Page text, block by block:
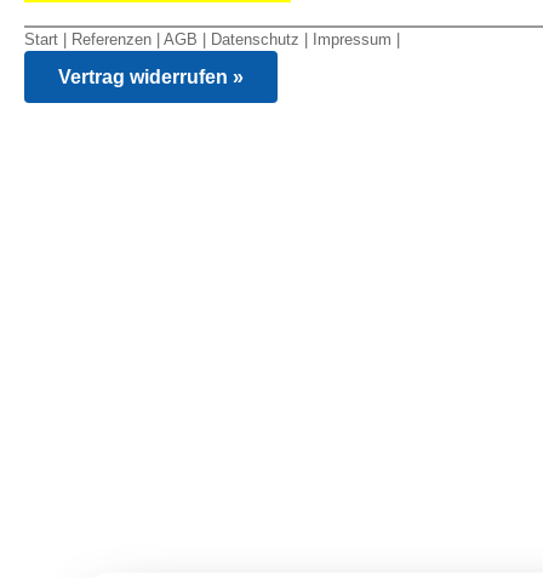
Start Referenzen AGB Datenschutz Impressum
Vertrag widerrufen »